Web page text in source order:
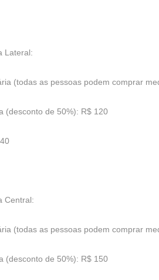
Lateral:
(todas as pessoas podem comprar
(desconto de 50%): R$ 120
Central:
(todas as pessoas podem comprar
(desconto de 50%): R$ 150